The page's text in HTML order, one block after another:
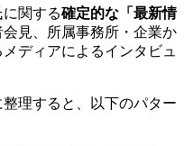
関する確定的な「最新情
会見、所属事務所・企業か
ディアによるインタビュ
理すると、以下のパター